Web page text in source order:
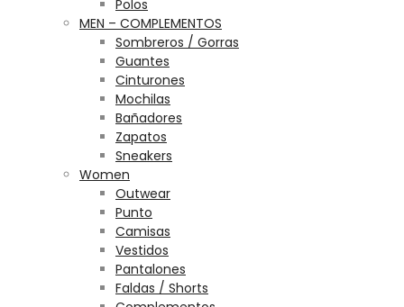
Polos
MEN – COMPLEMENTOS
Sombreros / Gorras
Guantes
Cinturones
Mochilas
Bañadores
Zapatos
Sneakers
Women
Outwear
Punto
Camisas
Vestidos
Pantalones
Faldas / Shorts